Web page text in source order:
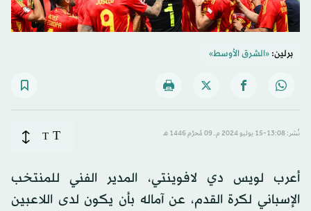
برلين:«الشرق الأوسط»
نُشر: 13:08-15 يوليو 2024 م ـ 09 مُحرَّم 1446 هـ T
T
أعرب لويس دي لافوينتي، المدير الفني للمنتخب
الإسباني لكرة القدم، عن آماله بأن يكون لدى اللاعبين